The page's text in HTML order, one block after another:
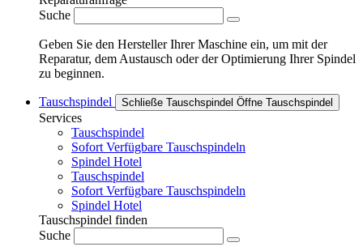
Suche
Geben Sie den Hersteller Ihrer Maschine ein, um mit der
Reparatur, dem Austausch oder der Optimierung Ihrer Spindel
zu beginnen.
Tauschspindel Schließe Tauschspindel Öffne Tauschspindel
Services
Tauschspindel
Sofort Verfügbare Tauschspindeln
Spindel Hotel
Tauschspindel
Sofort Verfügbare Tauschspindeln
Spindel Hotel
Tauschspindel finden
Suche